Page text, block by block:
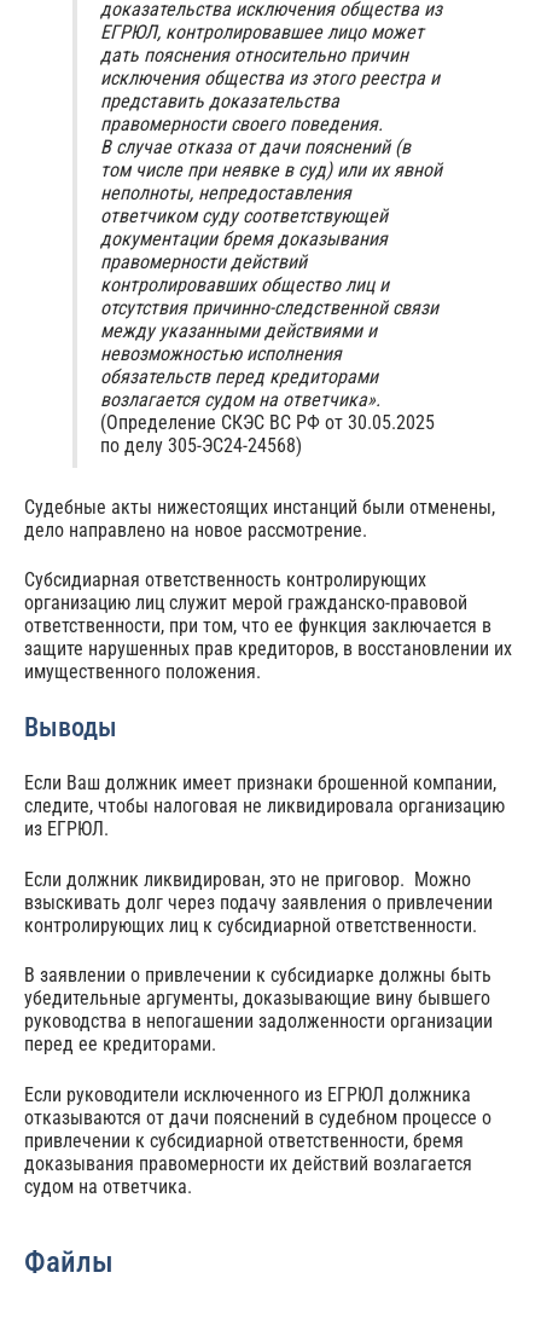
доказательства исключения общества из
ЕГРЮЛ, контролировавшее лицо может
дать пояснения относительно причин
исключения общества из этого реестра и
представить доказательства
правомерности своего поведения.
В случае отказа от дачи пояснений (в
том числе при неявке в суд) или их явной
неполноты, непредоставления
ответчиком суду соответствующей
документации бремя доказывания
правомерности действий
контролировавших общество лиц и
отсутствия причинно-следственной связи
между указанными действиями и
невозможностью исполнения
обязательств перед кредиторами
возлагается судом на ответчика».
(Определение СКЭС ВС РФ от 30.05.2025
по делу 305-ЭС24-24568)
Судебные акты нижестоящих инстанций были отменены,
дело направлено на новое рассмотрение.
Субсидиарная ответственность контролирующих
организацию лиц служит мерой гражданско-правовой
ответственности, при том, что ее функция заключается в
защите нарушенных прав кредиторов, в восстановлении их
имущественного положения.
Выводы
Если Ваш должник имеет признаки брошенной компании,
следите, чтобы налоговая не ликвидировала организацию
из ЕГРЮЛ.
Если должник ликвидирован, это не приговор. Можно
взыскивать долг через подачу заявления о привлечении
контролирующих лиц к субсидиарной ответственности.
В заявлении о привлечении к субсидиарке должны быть
убедительные аргументы, доказывающие вину бывшего
руководства в непогашении задолженности организации
перед ее кредиторами.
Если руководители исключенного из ЕГРЮЛ должника
отказываются от дачи пояснений в судебном процессе о
привлечении к субсидиарной ответственности, бремя
доказывания правомерности их действий возлагается
судом на ответчика.
Файлы